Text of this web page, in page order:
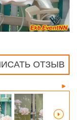
ОТЗЫВ
►